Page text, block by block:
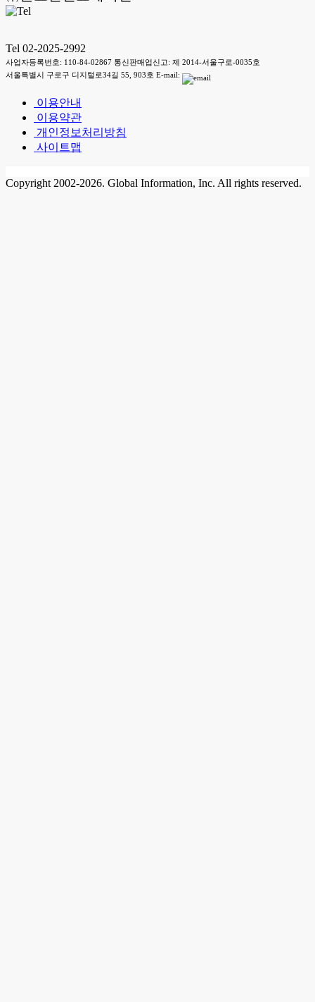
Tel 02-2025-2992
사업자등록번호: 110-84-02867 통신판매업신고: 제 2014-서울구로-0035호
서울특별시 구로구 디지털로34길 55, 903호 E-mail:
이용안내
이용약관
개인정보처리방침
사이트맵
Copyright 2002-2026. Global Information, Inc. All rights reserved.